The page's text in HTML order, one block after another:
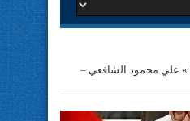
» علي محمود الشافعي –